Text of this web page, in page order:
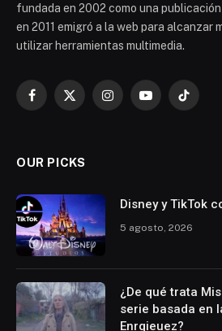
fundada en 2002 como una
en 2011 emigró a la web para alcanzar
utilizar herramientas multimedia.
Facebook
X
InstagramYouTubeTikTok
OUR PICKS
Disney y TikTok
5 agosto, 2026
¿De qué trata
serie basada en
Enrqieuez?